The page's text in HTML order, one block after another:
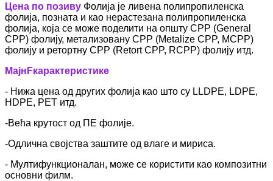
Цена по позиву Фолија је ливена полипропиленска
фолија, позната и као нерастезана полипропиленска
фолија, која се може поделити на општу CPP (General
CPP) фолију, метализовану CPP (Metalize CPP, MCPP)
фолију и ретортну CPP (Retort CPP, RCPP) фолију итд.
Mајн Fкарактеристике
- Нижа цена од других фолија као што су LLDPE, LDPE,
HDPE, PET итд.
-Већа крутост од ПЕ фолије.
-Одлична својства заштите од влаге и мириса.
- Мултифункционалан, може се користити као композитни
основни филм.